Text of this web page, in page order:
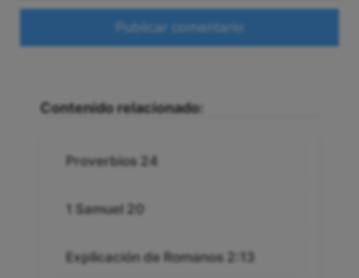
Contenido relacionado:
Proverbios 24
1 Samuel 20
Explicación de Romanos 2:13